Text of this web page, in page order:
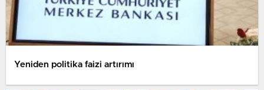
Yeniden politika faizi artırımı